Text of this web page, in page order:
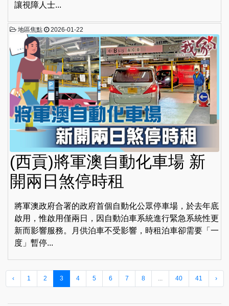
讓視障人士...
地區焦點 2026-01-22
(西貢)將軍澳自動化車場 新
開兩日煞停時租
將軍澳政府合署的政府首個自動化公眾停車場，於去年底
啟用，惟啟用僅兩日，因自動泊車系統進行緊急系統性更
新而影響服務。月供泊車不受影響，時租泊車卻需要「一
度」暫停...
‹ 1 2 3 4 5 6 7 8 40 41 ›